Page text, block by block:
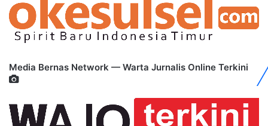
Media Bernas Network — Warta Jurnalis Online Terkini